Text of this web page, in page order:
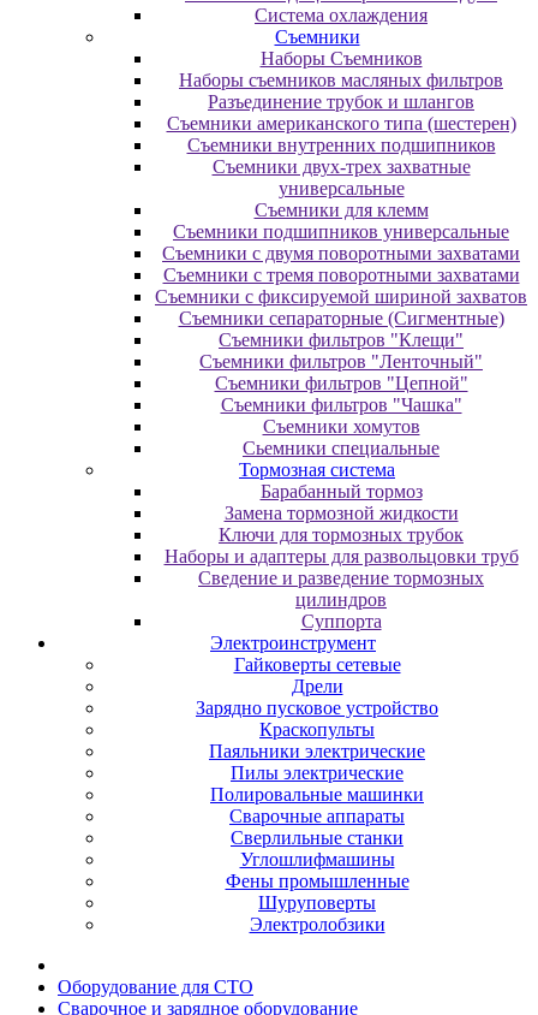
Система охлаждения
Съемники
Наборы Съемников
Наборы съемников масляных фильтров
Разъединение трубок и шлангов
Съемники американского типа (шестерен)
Съемники внутренних подшипников
Съемники двух-трех захватные
универсальные
Съемники для клемм
Съемники подшипников универсальные
Съемники с двумя поворотными захватами
Съемники с тремя поворотными захватами
Съемники с фиксируемой шириной захватов
Съемники сепараторные (Сигментные)
Съемники фильтров "Клещи"
Съемники фильтров "Ленточный"
Съемники фильтров "Цепной"
Съемники фильтров "Чашка"
Съемники хомутов
Сьемники специальные
Тормозная система
Барабанный тормоз
Замена тормозной жидкости
Ключи для тормозных трубок
Наборы и адаптеры для развольцовки труб
Сведение и разведение тормозных
цилиндров
Суппорта
Электроинструмент
Гайковерты сетевые
Дрели
Зарядно пусковое устройство
Краскопульты
Паяльники электрические
Пилы электрические
Полировальные машинки
Сварочные аппараты
Сверлильные станки
Углошлифмашины
Фены промышленные
Шуруповерты
Электролобзики
Oбopудoвaниe для CTO
Cвapoчнoe и зарядное оборудование